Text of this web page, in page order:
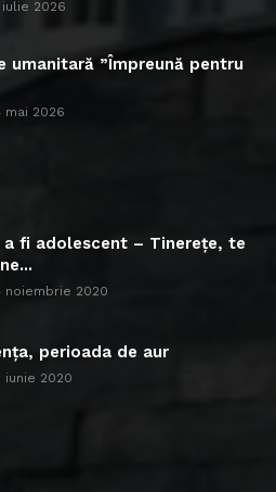
iulie 2026
umanitară ”Împreună pentru
mai 2026
a fi adolescent – Tinerețe, te
noiembrie 2020
perioada de aur
iunie 2020